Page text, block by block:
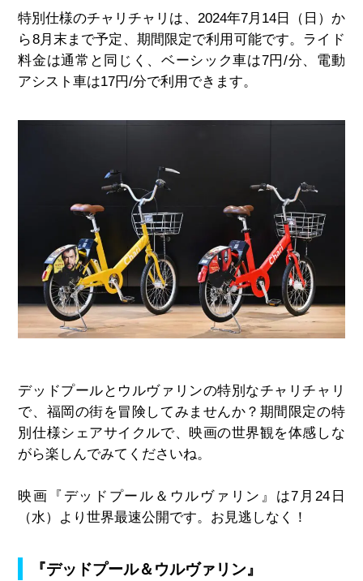
特別仕様のチャリチャリは、 2024年7月 14日（日）か
ら8月末まで予定、期間限定で利用可能です。ライド
料金は通常と同じく、ベーシック車は7円 /分、電動
アシスト車は17円/分で利用できます。
デッドプールとウルヴァリンの特別なチャリチャリ
で、福岡の街を冒険してみませんか？期間限定の特
別仕様シェアサイクルで、映画の世界観を体感しな
がら楽しんでみてくださいね。
映画『デッドプール＆ウルヴァリン』は7 月 24日
（水）より世界最速公開です。お見逃しなく！
『デッドプール＆ウルヴァリン』